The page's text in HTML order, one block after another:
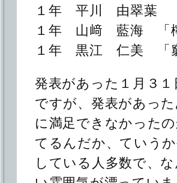
１年 平川 由翠葉
１年 山﨑 藍海 「檸
１年 黒江 仁美 「窮
発表があった１月３
ですが、発表があっ
に満足できなかった
てるんだか、ていう
している人多数で、